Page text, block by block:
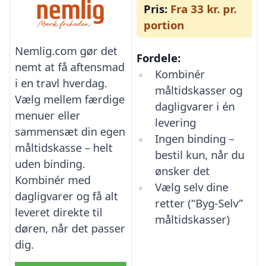
Nemlig.com gør det
nemt at få aftensmad
i en travl hverdag.
Vælg mellem færdige
menuer eller
sammensæt din egen
måltidskasse – helt
uden binding.
Kombinér med
dagligvarer og få alt
leveret direkte til
døren, når det passer
dig.
Pris: Fra 33 kr. pr.
portion
Fordele:
Kombinér
måltidskasser og
dagligvarer i én
levering
Ingen binding –
bestil kun, når du
ønsker det
Vælg selv dine
retter (“Byg-Selv”
måltidskasser)